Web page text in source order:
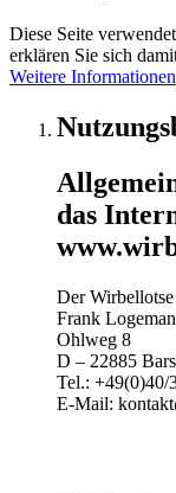
Diese Seite
erklären Sie sich
Weitere Informationen
das
Der Wirbellotse
Frank
Ohlweg 8
D – 22885
Tel.: +49(0)40/
E-Mail: